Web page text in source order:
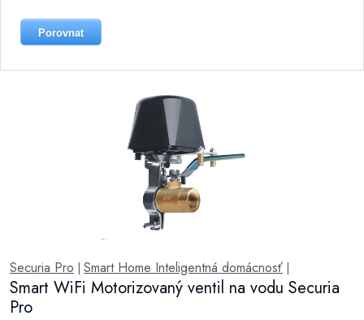
Porovnat
Securia Pro Smart Home Inteligentná domácnosť
Smart WiFi Motorizovaný ventil na vodu Securia
Pro